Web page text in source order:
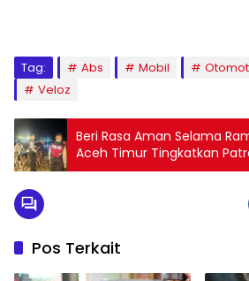
Tag: Abs Mobil
Veloz
Beri Rasa Aman Selama
Aceh Timur Tingkatkan
Pos Terkait